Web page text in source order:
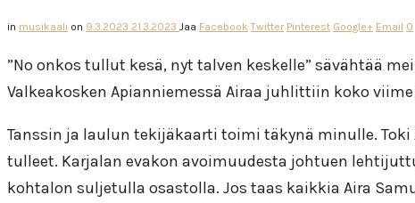
in musikaali on 9.3.2023 21.3.2023 Jaa Facebook Twitter Pinterest Google+ Email 0
”No onkos tullut kesä, nyt talven keskelle” sävähtää
Valkeakosken Apianniemessä Airaa juhlittiin koko
Tanssin ja laulun tekijäkaarti toimi täkynä minulle. Toki
tulleet. Karjalan evakon avoimuudesta johtuen
kohtalon suljetulla osastolla. Jos taas kaikkia Aira